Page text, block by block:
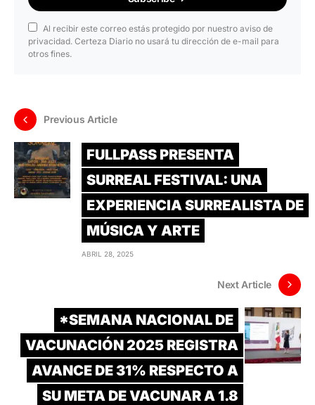
Al recibir este correo estás protegido por nuestro aviso de
privacidad. Certeza Diario no usará tu dirección de e-mail para
otros fines.
Previous Article
FULLPASS PRESENTA
SURREAL FESTIVAL: UNA
EXPERIENCIA SURREALISTA DE
MÚSICA Y ARTE
ABRIL 28, 2025
Next Article
*SEMANA NACIONAL DE
VACUNACIÓN 2025 REGISTRA
AVANCE DE 31% RESPECTO A
SU META DE VACUNAR A 1.8